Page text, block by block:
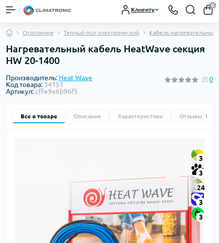
Клиенту
0
Отопление Теплый пол электрический Кабель нагревательный
Нагревательный кабель HeatWave cекция
HW 20-1400
Производитель: Heat Wave
Код товара: 34151
Артикул: cffe9e6b96f5
0
Все о товаре Описание Характеристики Отзывы
3
3
24
3
3